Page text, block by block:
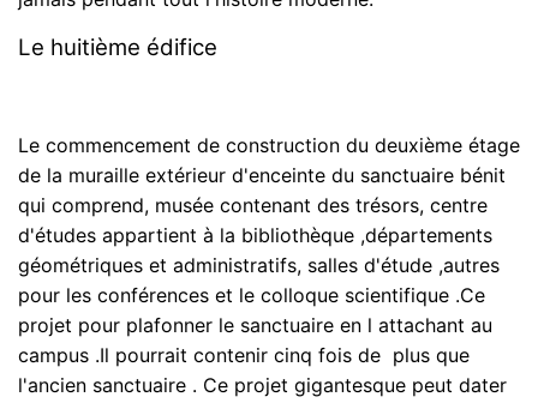
Le huitième édifice
Le commencement de construction du deuxième étage
de la muraille extérieur d'enceinte du sanctuaire bénit
qui comprend, musée contenant des trésors, centre
d'études appartient à la bibliothèque ,départements
géométriques et administratifs, salles d'étude ,autres
pour les conférences et le colloque scientifique .Ce
projet pour plafonner le sanctuaire en l attachant au
campus .Il pourrait contenir cinq fois de plus que
l'ancien sanctuaire . Ce projet gigantesque peut dater